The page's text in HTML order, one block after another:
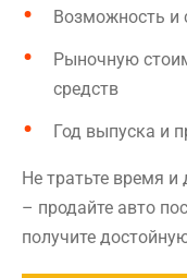
Возможность и
Рыночную
средств
Год выпуска и
Не тратьте время
– продайте авто
получите